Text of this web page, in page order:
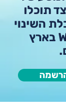
תוכלו
השינוי
ל-Well being בארץ